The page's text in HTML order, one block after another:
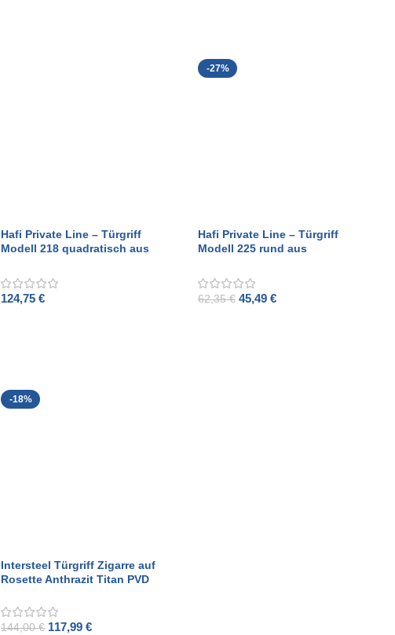
Hafi Private Line – Türgriff
Modell 218 quadratisch aus
124,75€
-27%
Hafi Private Line – Türgriff
Modell 225 rund aus
62,35€ 45,49€
-18%
Intersteel Türgriff Zigarre auf
Rosette Anthrazit Titan PVD
144,00€ 117,99€